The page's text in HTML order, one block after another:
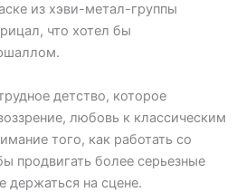
из хэви-метал-группы
что хотел бы
детство, которое
любовь к классическим
того, как работать со
продвигать более серьезные
держаться на сцене.